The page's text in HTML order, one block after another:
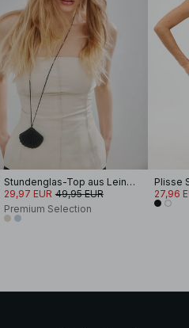
Stundenglas-Top aus Leinen-Lyocell-Mix mit Nahtdetail
29,97 EUR 49,95 EUR
Premium Selection
Plisse
27,96